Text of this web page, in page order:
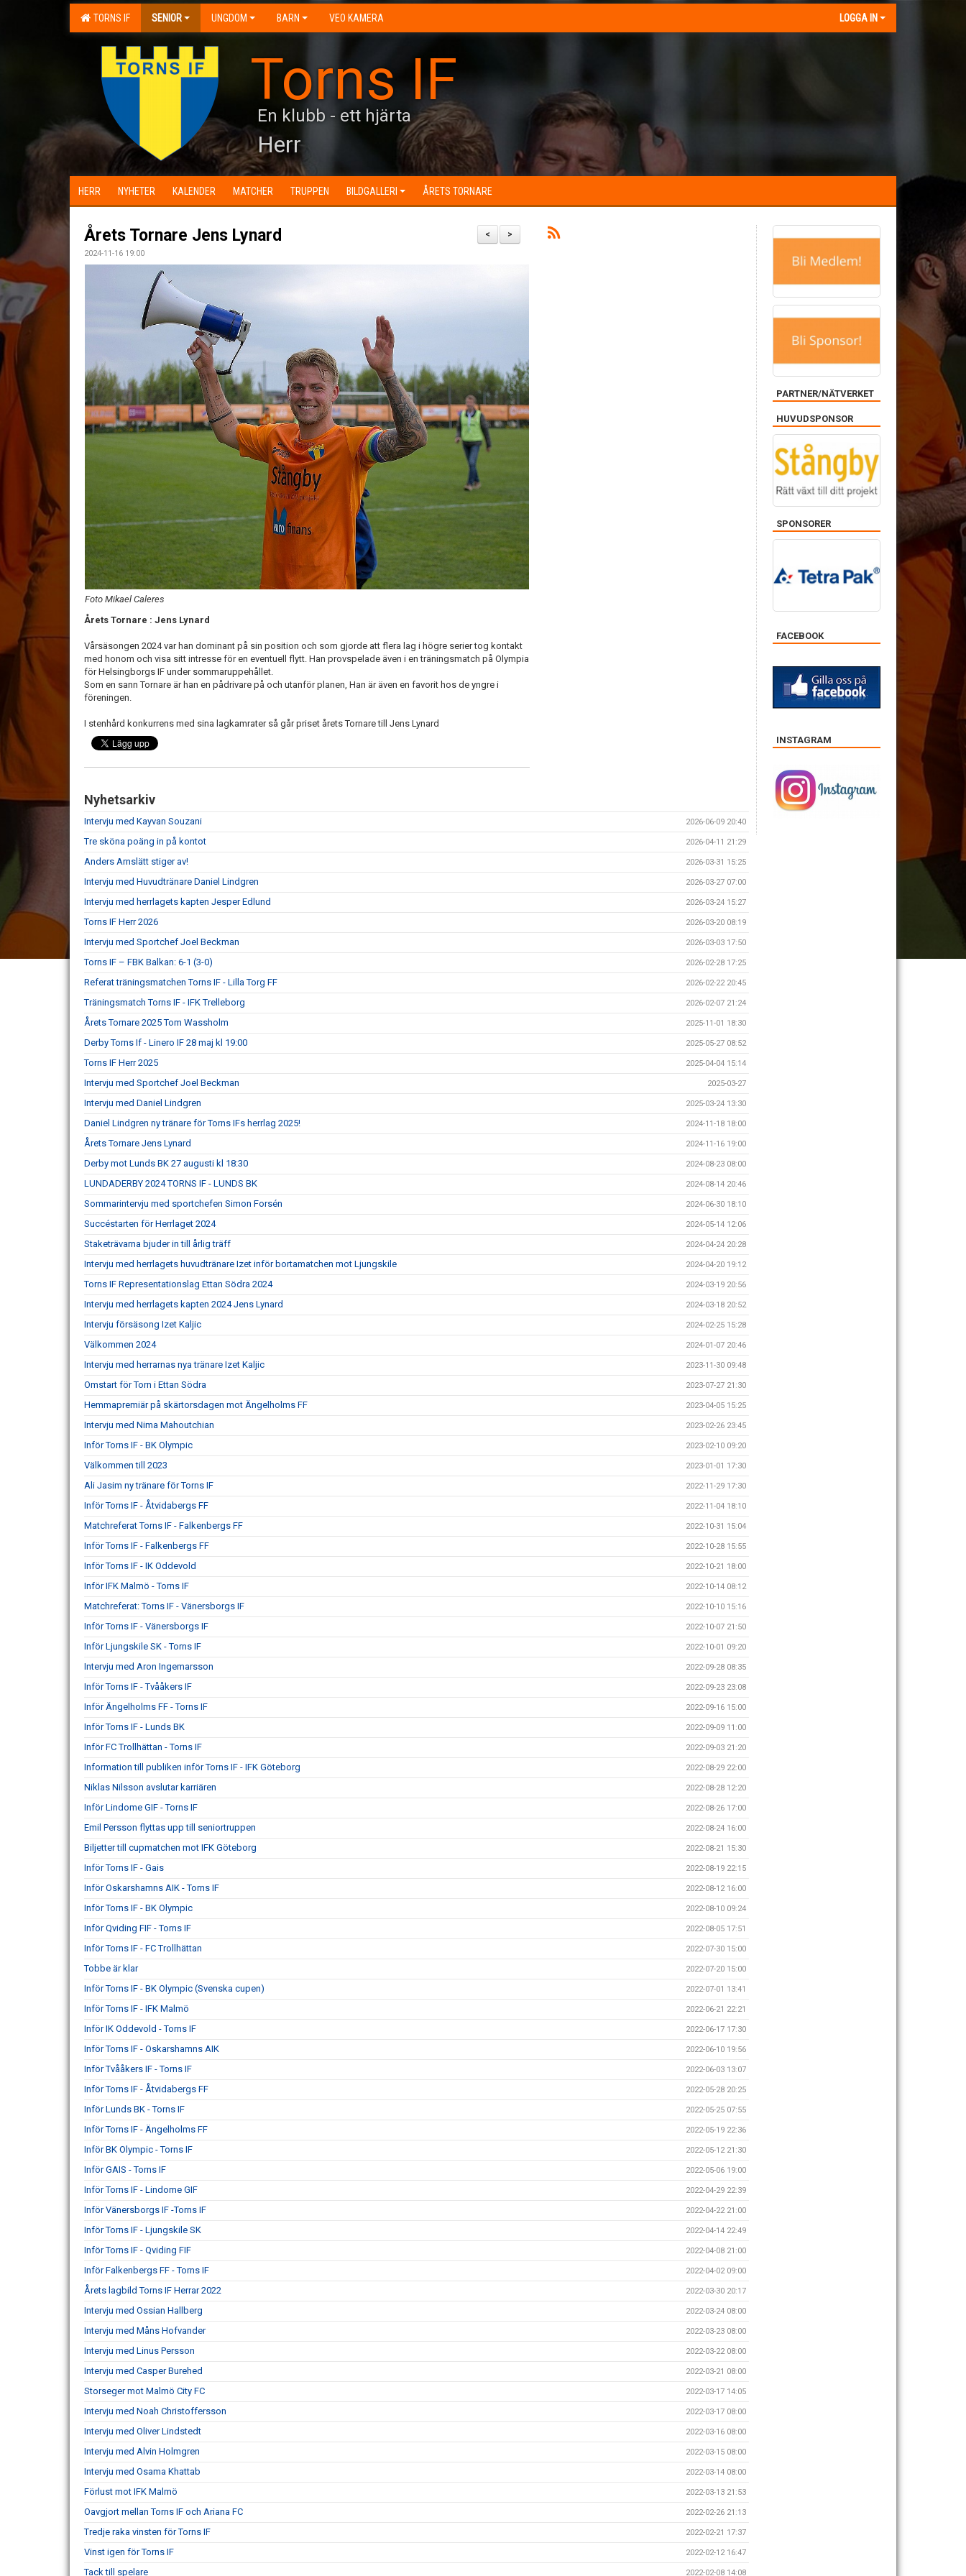
TORNS IF SENIOR UNGDOM BARN VEO KAMERA LOGGA IN
Torns IF
En klubb - ett hjärta
Herr
HERR NYHETER KALENDER MATCHER TRUPPEN BILDGALLERI ÅRETS TORNARE
>
<
Årets Tornare Jens Lynard
2024-11-16 19:00
Foto Mikael Caleres
Årets Tornare : Jens Lynard
Vårsäsongen 2024 var han dominant på sin position och som gjorde att flera lag i högre serier tog kontakt
med honom och visa sitt intresse för en eventuell flytt. Han provspelade även i en träningsmatch på Olympia
för Helsingborgs IF under sommaruppehållet.
Som en sann Tornare är han en pådrivare på och utanför planen, Han är även en favorit hos de yngre i
föreningen.
I stenhård konkurrens med sina lagkamrater så går priset årets Tornare till Jens Lynard
Nyhetsarkiv
Intervju med Kayvan Souzani 2026-06-09 20:40
Tre sköna poäng in på kontot 2026-04-11 21:29
Anders Arnslätt stiger av! 2026-03-31 15:25
Intervju med Huvudtränare Daniel Lindgren 2026-03-27 07:00
Intervju med herrlagets kapten Jesper Edlund 2026-03-24 15:27
Torns IF Herr 2026 2026-03-20 08:19
Intervju med Sportchef Joel Beckman 2026-03-03 17:50
Torns IF – FBK Balkan: 6-1 (3-0) 2026-02-28 17:25
Referat träningsmatchen Torns IF - Lilla Torg FF 2026-02-22 20:45
Träningsmatch Torns IF - IFK Trelleborg 2026-02-07 21:24
Årets Tornare 2025 Tom Wassholm 2025-11-01 18:30
Derby Torns If - Linero IF 28 maj kl 19:00 2025-05-27 08:52
Torns IF Herr 2025 2025-04-04 15:14
Intervju med Sportchef Joel Beckman 2025-03-27
Intervju med Daniel Lindgren 2025-03-24 13:30
Daniel Lindgren ny tränare för Torns IFs herrlag 2025! 2024-11-18 18:00
Årets Tornare Jens Lynard 2024-11-16 19:00
Derby mot Lunds BK 27 augusti kl 18:30 2024-08-23 08:00
LUNDADERBY 2024 TORNS IF - LUNDS BK 2024-08-14 20:46
Sommarintervju med sportchefen Simon Forsén 2024-06-30 18:10
Succéstarten för Herrlaget 2024 2024-05-14 12:06
Staketrävarna bjuder in till årlig träff 2024-04-24 20:28
Intervju med herrlagets huvudtränare Izet inför bortamatchen mot Ljungskile 2024-04-20 19:12
Torns IF Representationslag Ettan Södra 2024 2024-03-19 20:56
Intervju med herrlagets kapten 2024 Jens Lynard 2024-03-18 20:52
Intervju försäsong Izet Kaljic 2024-02-25 15:28
Välkommen 2024 2024-01-07 20:46
Intervju med herrarnas nya tränare Izet Kaljic 2023-11-30 09:48
Omstart för Torn i Ettan Södra 2023-07-27 21:30
Hemmapremiär på skärtorsdagen mot Ängelholms FF 2023-04-05 15:25
Intervju med Nima Mahoutchian 2023-02-26 23:45
Inför Torns IF - BK Olympic 2023-02-10 09:20
Välkommen till 2023 2023-01-01 17:30
Ali Jasim ny tränare för Torns IF 2022-11-29 17:30
Inför Torns IF - Åtvidabergs FF 2022-11-04 18:10
Matchreferat Torns IF - Falkenbergs FF 2022-10-31 15:04
Inför Torns IF - Falkenbergs FF 2022-10-28 15:55
Inför Torns IF - IK Oddevold 2022-10-21 18:00
Inför IFK Malmö - Torns IF 2022-10-14 08:12
Matchreferat: Torns IF - Vänersborgs IF 2022-10-10 15:16
Inför Torns IF - Vänersborgs IF 2022-10-07 21:50
Inför Ljungskile SK - Torns IF 2022-10-01 09:20
Intervju med Aron Ingemarsson 2022-09-28 08:35
Inför Torns IF - Tvååkers IF 2022-09-23 23:08
Inför Ängelholms FF - Torns IF 2022-09-16 15:00
Inför Torns IF - Lunds BK 2022-09-09 11:00
Inför FC Trollhättan - Torns IF 2022-09-03 21:20
Information till publiken inför Torns IF - IFK Göteborg 2022-08-29 22:00
Niklas Nilsson avslutar karriären 2022-08-28 12:20
Inför Lindome GIF - Torns IF 2022-08-26 17:00
Emil Persson flyttas upp till seniortruppen 2022-08-24 16:00
Biljetter till cupmatchen mot IFK Göteborg 2022-08-21 15:30
Inför Torns IF - Gais 2022-08-19 22:15
Inför Oskarshamns AIK - Torns IF 2022-08-12 16:00
Inför Torns IF - BK Olympic 2022-08-10 09:24
Inför Qviding FIF - Torns IF 2022-08-05 17:51
Inför Torns IF - FC Trollhättan 2022-07-30 15:00
Tobbe är klar 2022-07-20 15:00
Inför Torns IF - BK Olympic (Svenska cupen) 2022-07-01 13:41
Inför Torns IF - IFK Malmö 2022-06-21 22:21
Inför IK Oddevold - Torns IF 2022-06-17 17:30
Inför Torns IF - Oskarshamns AIK 2022-06-10 19:56
Inför Tvååkers IF - Torns IF 2022-06-03 13:07
Inför Torns IF - Åtvidabergs FF 2022-05-28 20:25
Inför Lunds BK - Torns IF 2022-05-25 07:55
Inför Torns IF - Ängelholms FF 2022-05-19 22:36
Inför BK Olympic - Torns IF 2022-05-12 21:30
Inför GAIS - Torns IF 2022-05-06 19:00
Inför Torns IF - Lindome GIF 2022-04-29 22:39
Inför Vänersborgs IF -Torns IF 2022-04-22 21:00
Inför Torns IF - Ljungskile SK 2022-04-14 22:49
Inför Torns IF - Qviding FIF 2022-04-08 21:00
Inför Falkenbergs FF - Torns IF 2022-04-02 09:00
Årets lagbild Torns IF Herrar 2022 2022-03-30 20:17
Intervju med Ossian Hallberg 2022-03-24 08:00
Intervju med Måns Hofvander 2022-03-23 08:00
Intervju med Linus Persson 2022-03-22 08:00
Intervju med Casper Burehed 2022-03-21 08:00
Storseger mot Malmö City FC 2022-03-17 14:05
Intervju med Noah Christoffersson 2022-03-17 08:00
Intervju med Oliver Lindstedt 2022-03-16 08:00
Intervju med Alvin Holmgren 2022-03-15 08:00
Intervju med Osama Khattab 2022-03-14 08:00
Förlust mot IFK Malmö 2022-03-13 21:53
Oavgjort mellan Torns IF och Ariana FC 2022-02-26 21:13
Tredje raka vinsten för Torns IF 2022-02-21 17:37
Vinst igen för Torns IF 2022-02-12 16:47
Tack till spelare 2022-02-08 14:08
PARTNER/NÄTVERKET
HUVUDSPONSOR
SPONSORER
FACEBOOK
INSTAGRAM